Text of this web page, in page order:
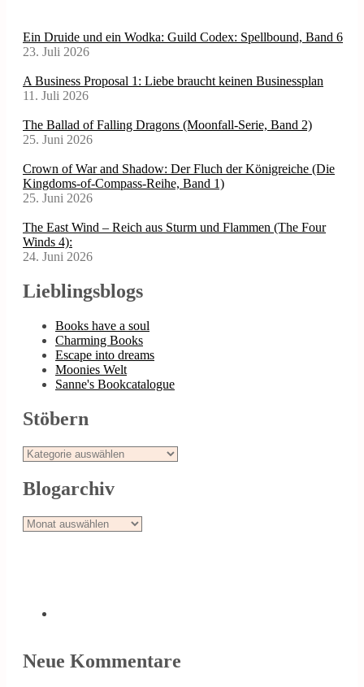
Ein Druide und ein Wodka: Guild Codex: Spellbound, Band 6
23. Juli 2026
A Business Proposal 1: Liebe braucht keinen Businessplan
11. Juli 2026
The Ballad of Falling Dragons (Moonfall-Serie, Band 2)
25. Juni 2026
Crown of War and Shadow: Der Fluch der Königreiche (Die
Kingdoms-of-Compass-Reihe, Band 1)
25. Juni 2026
The East Wind – Reich aus Sturm und Flammen (The Four
Winds 4):
24. Juni 2026
Lieblingsblogs
Books have a soul
Charming Books
Escape into dreams
Moonies Welt
Sanne's Bookcatalogue
Stöbern
Stöbern
Blogarchiv
Blogarchiv
Neue Kommentare